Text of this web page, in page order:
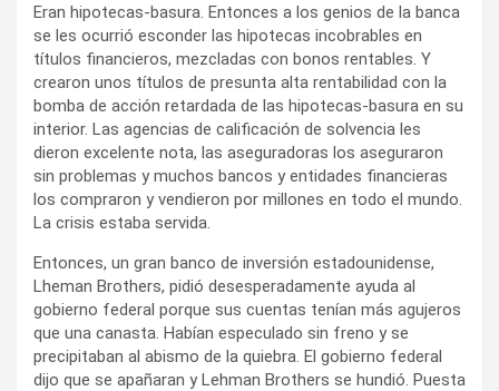
Eran hipotecas-basura. Entonces a los genios de la banca
se les ocurrió esconder las hipotecas incobrables en
títulos financieros, mezcladas con bonos rentables. Y
crearon unos títulos de presunta alta rentabilidad con la
bomba de acción retardada de las hipotecas-basura en su
interior. Las agencias de calificación de solvencia les
dieron excelente nota, las aseguradoras los aseguraron
sin problemas y muchos bancos y entidades financieras
los compraron y vendieron por millones en todo el mundo.
La crisis estaba servida.
Entonces, un gran banco de inversión estadounidense,
Lheman Brothers, pidió desesperadamente ayuda al
gobierno federal porque sus cuentas tenían más agujeros
que una canasta. Habían especulado sin freno y se
precipitaban al abismo de la quiebra. El gobierno federal
dijo que se apañaran y Lehman Brothers se hundió. Puesta